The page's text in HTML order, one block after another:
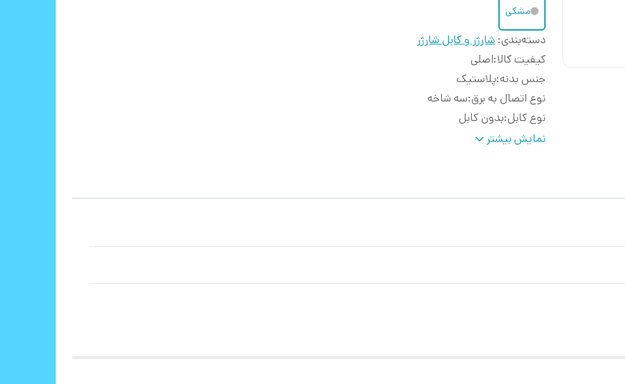
مشکی
دسته‌بندی:شارژر و کابل شارژر
کیفیت کالا:اصلی
جنس بدنه:پلاستیک
نوع اتصال به برق:سه شاخه
نوع کابل:بدون کابل
پشتیبانی از:سوپر فست شارژنمایش بیشتر